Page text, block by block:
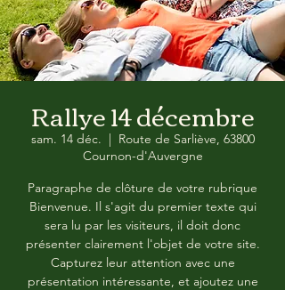
Rallye 14 décembre
sam. 14 déc.
  |
Route de Sarliève, 63800
Cournon-d'Auvergne
Paragraphe de clôture de votre rubrique
Bienvenue. Il s'agit du premier texte qui
sera lu par les visiteurs, il doit donc
présenter clairement l'objet de votre site.
Capturez leur attention avec une
présentation intéressante, et ajoutez une